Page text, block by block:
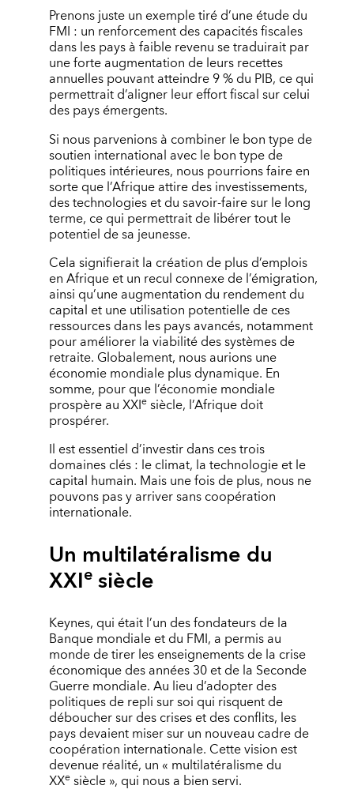
Prenons juste un exemple tiré d’une étude du
FMI : un renforcement des capacités fiscales
dans les pays à faible revenu se traduirait par
une forte augmentation de leurs recettes
annuelles pouvant atteindre 9 % du PIB, ce qui
permettrait d’aligner leur effort fiscal sur celui
des pays émergents.
Si nous parvenions à combiner le bon type de
soutien international avec le bon type de
politiques intérieures, nous pourrions faire en
sorte que l’Afrique attire des investissements,
des technologies et du savoir-faire sur le long
terme, ce qui permettrait de libérer tout le
potentiel de sa jeunesse.
Cela signifierait la création de plus d’emplois
en Afrique et un recul connexe de l’émigration,
ainsi qu’une augmentation du rendement du
capital et une utilisation potentielle de ces
ressources dans les pays avancés, notamment
pour améliorer la viabilité des systèmes de
retraite. Globalement, nous aurions une
économie mondiale plus dynamique. En
somme, pour que l’économie mondiale
prospère au XXIesiècle, l’Afrique doit
prospérer.
Il est essentiel d’investir dans ces trois
domaines clés : le climat, la technologie et le
capital humain. Mais une fois de plus, nous ne
pouvons pas y arriver sans coopération
internationale.
Un multilatéralisme du
XXIesiècle
Keynes, qui était l’un des fondateurs de la
Banque mondiale et du FMI, a permis au
monde de tirer les enseignements de la crise
économique des années 30 et de la Seconde
Guerre mondiale. Au lieu d’adopter des
politiques de repli sur soi qui risquent de
déboucher sur des crises et des conflits, les
pays devaient miser sur un nouveau cadre de
coopération internationale. Cette vision est
devenue réalité, un « multilatéralisme du
XXesiècle », qui nous a bien servi.